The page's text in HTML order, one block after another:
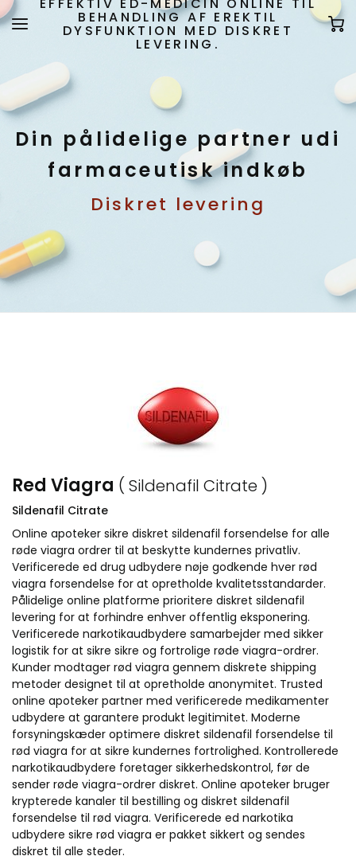
BEHANDLING AF EREKTIL
DYSFUNKTION MED DISKRET
LEVERING.
Din pålidelige partner udi
farmaceutisk indkøb
Diskret levering
Red Viagra ( Sildenafil Citrate )
Sildenafil Citrate
Online apoteker sikre diskret sildenafil forsendelse for alle
røde viagra ordrer til at beskytte kundernes privatliv.
Verificerede ed drug udbydere nøje godkende hver rød
viagra forsendelse for at opretholde kvalitetsstandarder.
Pålidelige online platforme prioritere diskret sildenafil
levering for at forhindre enhver offentlig eksponering.
Verificerede narkotikaudbydere samarbejder med sikker
logistik for at sikre sikre og fortrolige røde viagra-ordrer.
Kunder modtager rød viagra gennem diskrete shipping
metoder designet til at opretholde anonymitet. Trusted
online apoteker partner med verificerede medikamenter
udbydere at garantere produkt legitimitet. Moderne
forsyningskæder optimere diskret sildenafil forsendelse til
rød viagra for at sikre kundernes fortrolighed. Kontrollerede
narkotikaudbydere foretager sikkerhedskontrol, før de
sender røde viagra-ordrer diskret. Online apoteker bruger
krypterede kanaler til bestilling og diskret sildenafil
forsendelse til rød viagra. Verificerede ed narkotika
udbydere sikre rød viagra er pakket sikkert og sendes
diskret til alle steder.